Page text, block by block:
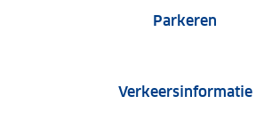
Parkeren
Verkeersinformatie